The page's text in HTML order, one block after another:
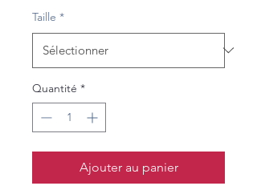
Taille *
Quantité *
Ajouter au panier